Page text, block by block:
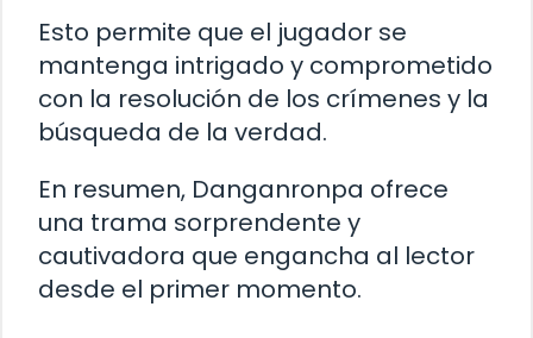
Esto permite que el jugador se
mantenga intrigado y comprometido
con la resolución de los crímenes y la
búsqueda de la verdad.
En resumen, Danganronpa ofrece
una trama sorprendente y
cautivadora que engancha al lector
desde el primer momento.